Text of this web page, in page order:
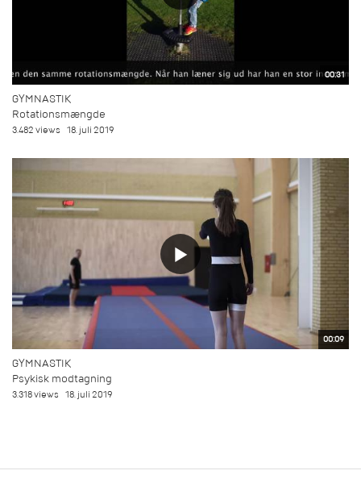
00:31
GYMNASTIK
Rotationsmængde
3.482 views 18. juli 2019
00:09
GYMNASTIK
Psykisk modtagning
3.318 views 18. juli 2019